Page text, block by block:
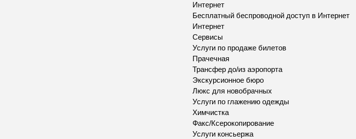
Интернет
Бесплатный беспроводной доступ в Интернет
Интернет
Сервисы
Услуги по продаже билетов
Прачечная
Трансфер до/из аэропорта
Экскурсионное бюро
Люкс для новобрачных
Услуги по глажению одежды
Химчистка
Факс/Ксерокопирование
Услуги консьержа